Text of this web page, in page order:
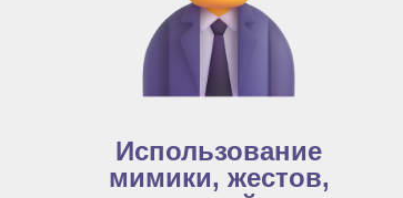
Использование
мимики, жестов,